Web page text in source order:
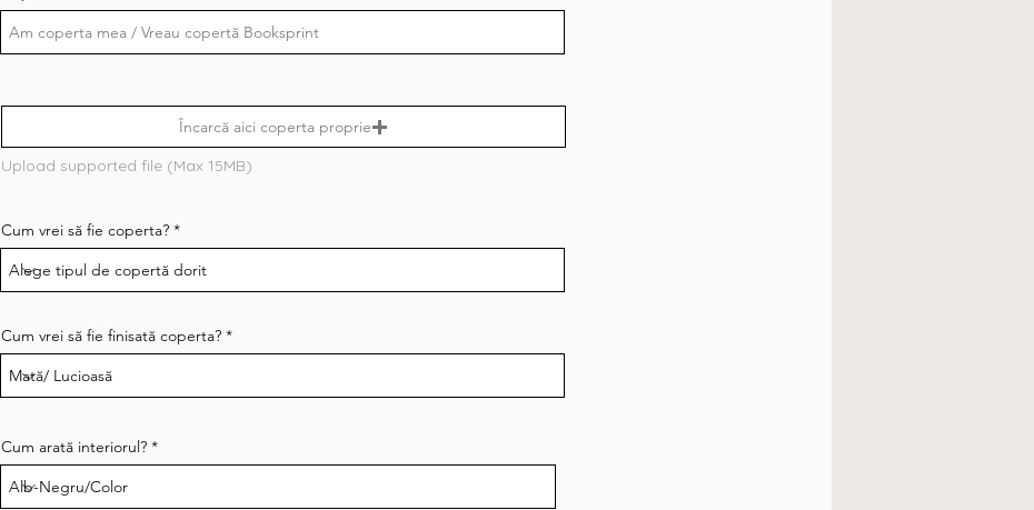
Încarcă aici coperta proprie
Upload supported file (Max 15MB)
Cum vrei să fie coperta?
Cum vrei să fie finisată coperta?
Cum arată interiorul?